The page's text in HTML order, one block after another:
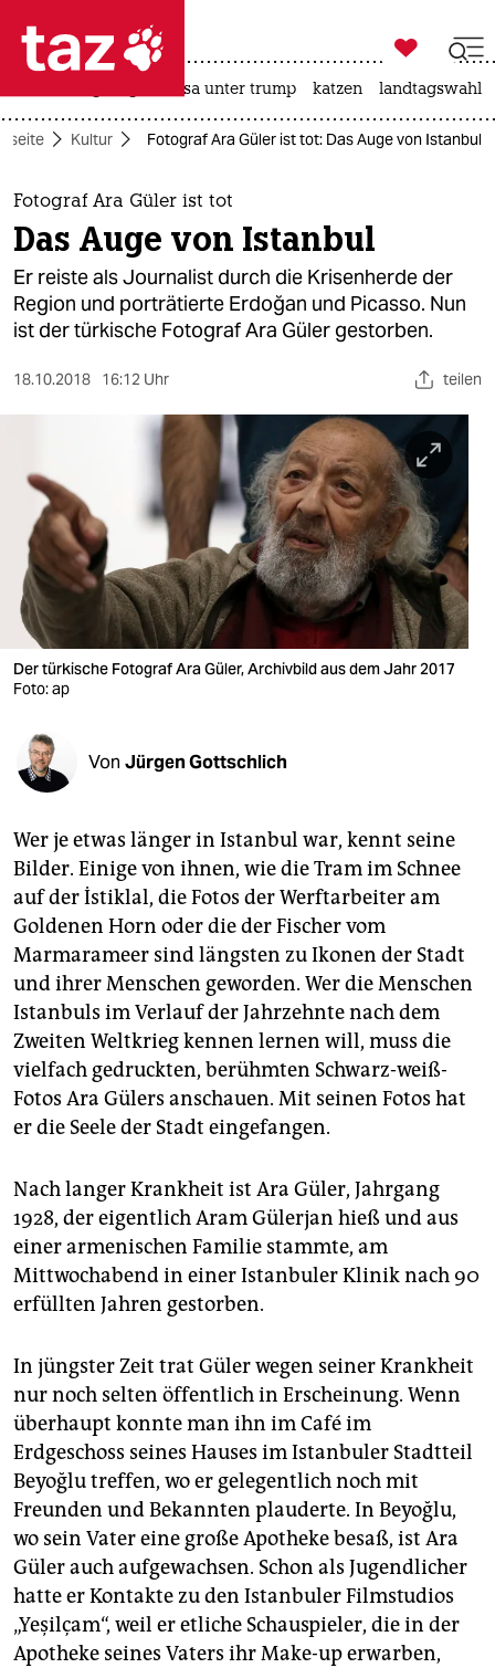
 taz zahl ich
taz zahl ich
themen
politik
öko
berlin
nord
wahrheit
verlag
verlag
veranstaltungen
shop
unterstützen
abo
genossenschaft
epaper login

taz zahl ich
usa unter trump katzen landtagswahl
Kultur Fotograf Ara Güler ist tot: Das Auge von Istanbul
Fotograf Ara Güler ist tot
Das Auge von Istanbul
Er reiste als Journalist durch die Krisenherde der
Region und porträtierte Erdoğan und Picasso. Nun
ist der türkische Fotograf Ara Güler gestorben.
18.10.2018 16:12 Uhr teilen
Der türkische Fotograf Ara Güler, Archivbild aus dem Jahr 2017
Foto: ap
Von Jürgen Gottschlich
Wer je etwas länger in Istanbul war, kennt seine
Bilder. Einige von ihnen, wie die Tram im Schnee
auf der İstiklal, die Fotos der Werftarbeiter am
Goldenen Horn oder die der Fischer vom
Marmarameer sind längsten zu Ikonen der Stadt
und ihrer Menschen geworden. Wer die Menschen
Istanbuls im Verlauf der Jahrzehnte nach dem
Zweiten Weltkrieg kennen lernen will, muss die
vielfach gedruckten, berühmten Schwarz-weiß-
Fotos Ara Gülers anschauen. Mit seinen Fotos hat
er die Seele der Stadt eingefangen.
Nach langer Krankheit ist Ara Güler, Jahrgang
1928, der eigentlich Aram Gülerjan hieß und aus
einer armenischen Familie stammte, am
Mittwochabend in einer Istanbuler Klinik nach 90
erfüllten Jahren gestorben.
In jüngster Zeit trat Güler wegen seiner Krankheit
nur noch selten öffentlich in Erscheinung. Wenn
überhaupt konnte man ihn im Café im
Erdgeschoss seines Hauses im Istanbuler Stadtteil
Beyoğlu treffen, wo er gelegentlich noch mit
Freunden und Bekannten plauderte. In Beyoğlu,
wo sein Vater eine große Apotheke besaß, ist Ara
Güler auch aufgewachsen. Schon als Jugendlicher
hatte er Kontakte zu den Istanbuler Filmstudios
„Yeşilçam“, weil er etliche Schauspieler, die in der
Apotheke seines Vaters ihr Make-up erwarben,